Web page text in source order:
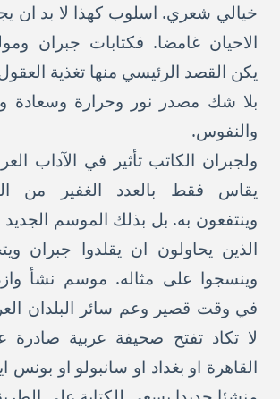
خيالي شعري. اسلوب كهذا لا بد ان
الاحيان غامضا. فكتابات جبران
يكن القصد الرئيسي منها تغذية
بلا شك مصدر نور وحرارة وسعادة
والنفوس.
ولجبران الكاتب تأثير في الآداب
يقاس فقط بالعدد الغفير من
وينتفعون به. بل بذلك الموسم
الذين يحاولون ان يقلدوا جبران
وينسجوا على مثاله. موسم نشأ
في وقت قصير وعم سائر البلدان
لا تكاد تفتح صحيفة عربية صادرة
القاهرة او بغداد او سانبولو او بونس